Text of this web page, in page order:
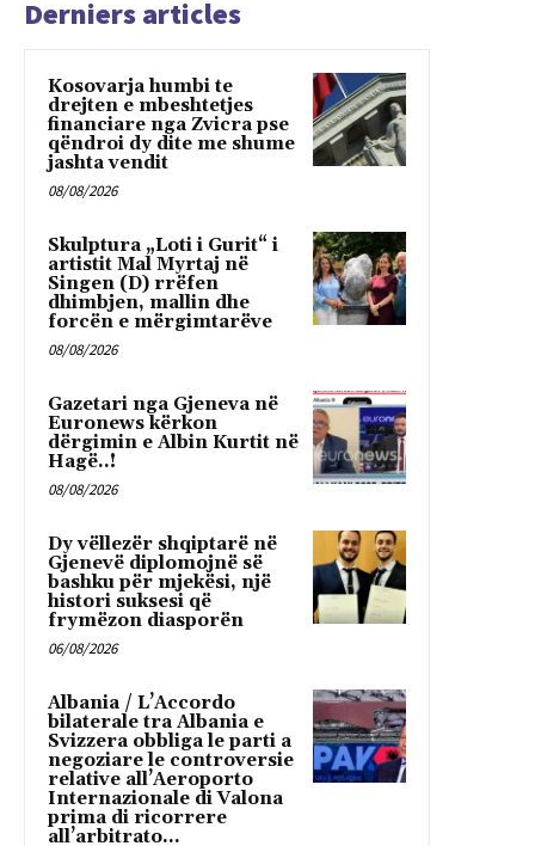
Derniers articles
Kosovarja humbi te
drejten e mbeshtetjes
financiare nga Zvicra pse
qëndroi dy dite me shume
jashta vendit
08/08/2026
Skulptura „Loti i Gurit“ i
artistit Mal Myrtaj në
Singen (D) rrëfen
dhimbjen, mallin dhe
forcën e mërgimtarëve
08/08/2026
Gazetari nga Gjeneva në
Euronews kërkon
dërgimin e Albin Kurtit në
Hagë..!
08/08/2026
Dy vëllezër shqiptarë në
Gjenevë diplomojnë së
bashku për mjekësi, një
histori suksesi që
frymëzon diasporën
06/08/2026
Albania / L’Accordo
bilaterale tra Albania e
Svizzera obbliga le parti a
negoziare le controversie
relative all’Aeroporto
Internazionale di Valona
prima di ricorrere
all’arbitrato...